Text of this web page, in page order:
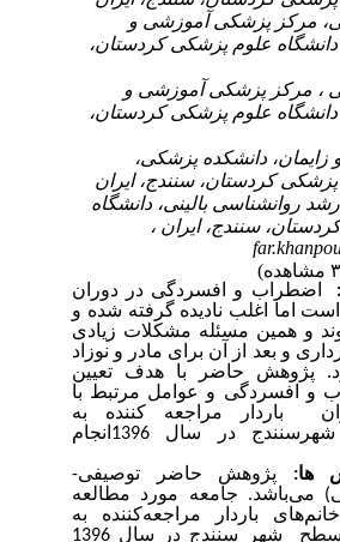
مرکز پزشکی آموزشی و
علوم پزشکی کردستان،
، مرکز پزشکی آموزشی و
علوم پزشکی کردستان،
دانشکده پزشکی،
کردستان، سنندج، ایران
روانشناسی بالینی، دانشگاه
سنندج، ایران ،
و افسردگی در دوران
اما اغلب نادیده گرفته شده و
و همین مسئله مشکلات زیادی
و بعد از آن برای مادر و نوزاد
پژوهش حاضر با هدف تعیین
و افسردگی و عوامل مرتبط با
باردار مراجعه کننده به
درمانگاه‌های شهرسنندج در سال 1396انجام
ها:پژوهش حاضر توصیفی-
می‌باشد. جامعه مورد مطالعه
باردار مراجعه‌کننده به
درمانگاه‌های سطح شهر سنندج در سال 1396